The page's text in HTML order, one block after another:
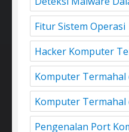
Fitur Sistem Operasi
Hacker Komputer
Komputer Termahal
Komputer Termahal
Pengenalan Port